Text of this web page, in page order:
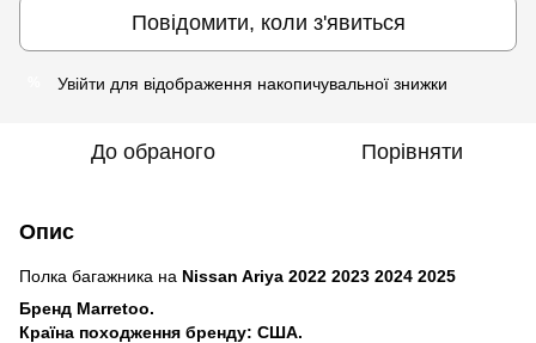
Повідомити, коли з'явиться
Увійти для відображення накопичувальної знижки
До обраного Порівняти
Опис
Полка багажника на Nissan Ariya 2022 2023 2024 2025
Бренд Marretoo.
Країна походження бренду: США.